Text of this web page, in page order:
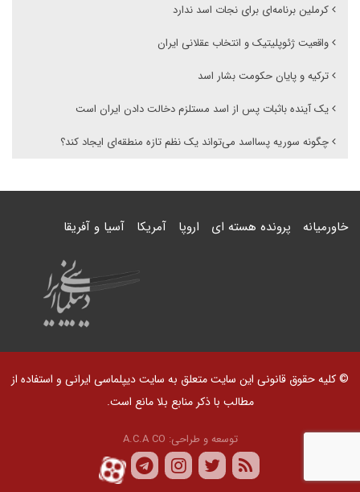
کرملین برنامه‌ای برای نجات اسد ندارد
واقعیت ژئوپلیتیک و انتخاب عقلانی ایران
ترکیه و پایان حکومت بشار اسد
یک آینده باثبات پس از اسد مستلزم دخالت دادن ایران است
چگونه سوریه پسااسد می‌تواند یک نظم تازه منطقه‌ای ایجاد کند؟
خاورمیانه پرونده هسته ای اروپا آمریکا آسیا و آفریقا
© کلیه حقوق قانونی این سایت متعلق به سایت دیپلماسی ایرانی و استفاده از
مطالب با ذکر منابع بلا مانع است.
توسعه و طراحی: A.C.A CO